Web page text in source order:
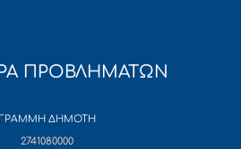
ΠΡΟΒΛΗΜΑΤΩΝ
ΓΡΑΜΜΗ ΔΗΜΟΤΗ
2741080000